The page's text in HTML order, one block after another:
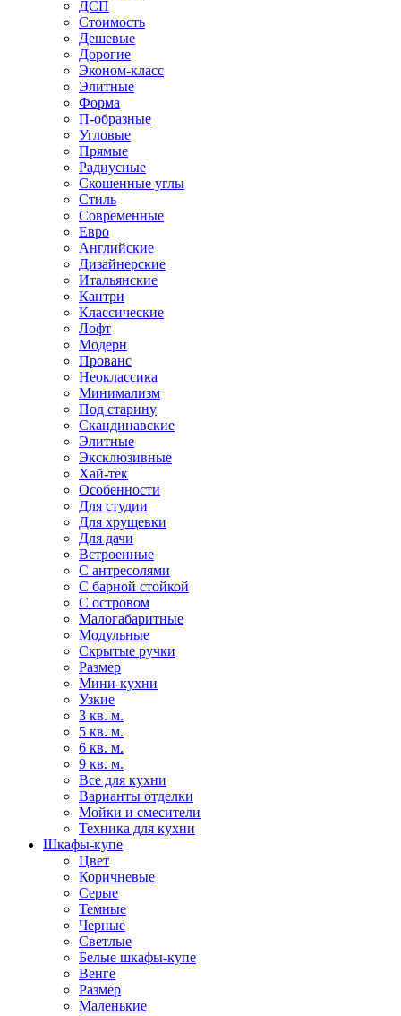
ДСП
Стоимость
Дешевые
Дорогие
Эконом-класс
Элитные
Форма
П-образные
Угловые
Прямые
Радиусные
Скошенные углы
Стиль
Современные
Евро
Английские
Дизайнерские
Итальянские
Кантри
Классические
Лофт
Модерн
Прованс
Неоклассика
Минимализм
Под старину
Скандинавские
Элитные
Эксклюзивные
Хай-тек
Особенности
Для студии
Для хрущевки
Для дачи
Встроенные
С антресолями
С барной стойкой
С островом
Малогабаритные
Модульные
Скрытые ручки
Размер
Мини-кухни
Узкие
3 кв. м.
5 кв. м.
6 кв. м.
9 кв. м.
Все для кухни
Варианты отделки
Мойки и смесители
Техника для кухни
Шкафы-купе
Цвет
Коричневые
Серые
Темные
Черные
Светлые
Белые шкафы-купе
Венге
Размер
Маленькие